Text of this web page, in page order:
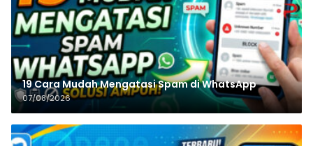
19 Cara Mudah Mengatasi Spam di WhatsApp
07/08/2026